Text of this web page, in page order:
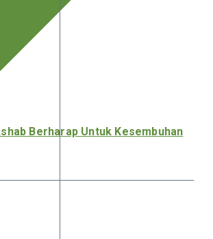
Berharap Untuk Kesembuhan